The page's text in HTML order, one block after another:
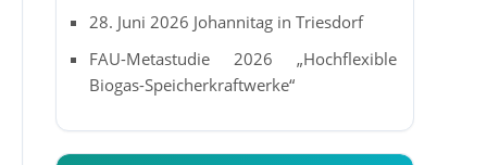
28. Juni 2026 Johannitag in Triesdorf
FAU-Metastudie 2026 „Hochflexible
Biogas-Speicherkraftwerke“